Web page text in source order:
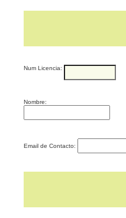
Num Licencia:
Nombre:
Email de Contacto: